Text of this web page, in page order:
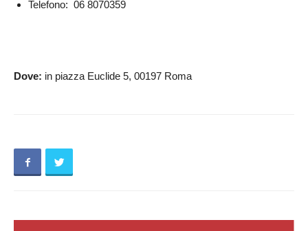
Telefono: 06 8070359
Dove: in piazza Euclide 5, 00197 Roma